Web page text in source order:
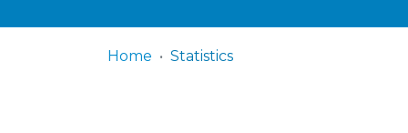
Home Statistics